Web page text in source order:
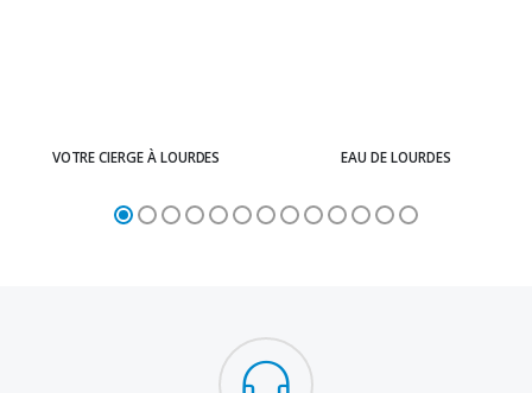
VOTRE CIERGE À LOURDES EAU DE LOURDES